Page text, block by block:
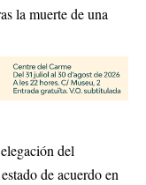
la muerte de una
del
de acuerdo en